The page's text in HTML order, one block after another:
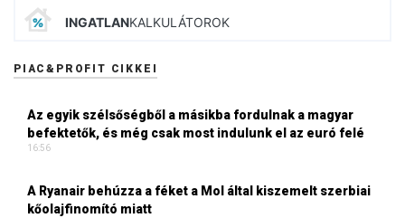
INGATLANKALKULÁTOROK
PIAC&PROFIT CIKKEI
Az egyik szélsőségből a másikba fordulnak a magyar
befektetők, és még csak most indulunk el az euró felé
16:56
A Ryanair behúzza a féket a Mol által kiszemelt szerbiai
kőolajfinomító miatt